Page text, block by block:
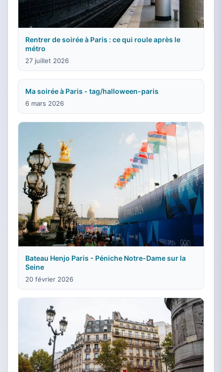
Rentrer de soirée à Paris : ce qui roule après le
métro
27 juillet 2026
Ma soirée à Paris - tag/halloween-paris
6 mars 2026
Bateau Henjo Paris - Péniche Notre-Dame sur la
Seine
20 février 2026